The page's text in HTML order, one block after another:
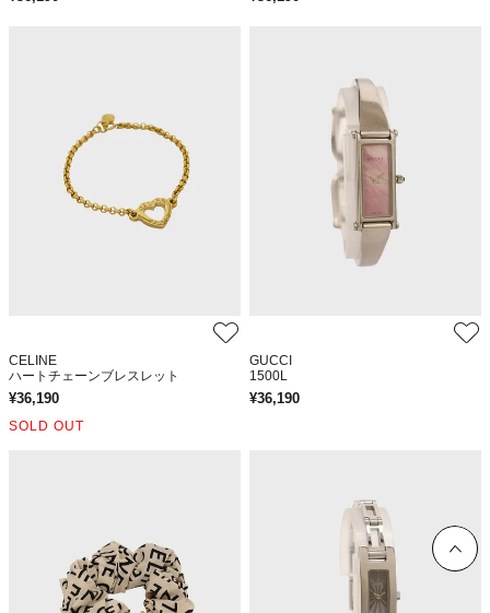
CELINE
ハートチェーンブレスレット
¥36,190
SOLD OUT
GUCCI
1500L
¥36,190